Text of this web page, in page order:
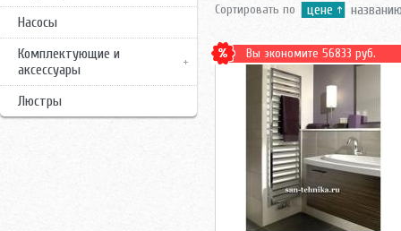
Насосы
Комплектующие и
аксессуары
Люстры
Сортировать по цене
Вы экономите 56833 руб.